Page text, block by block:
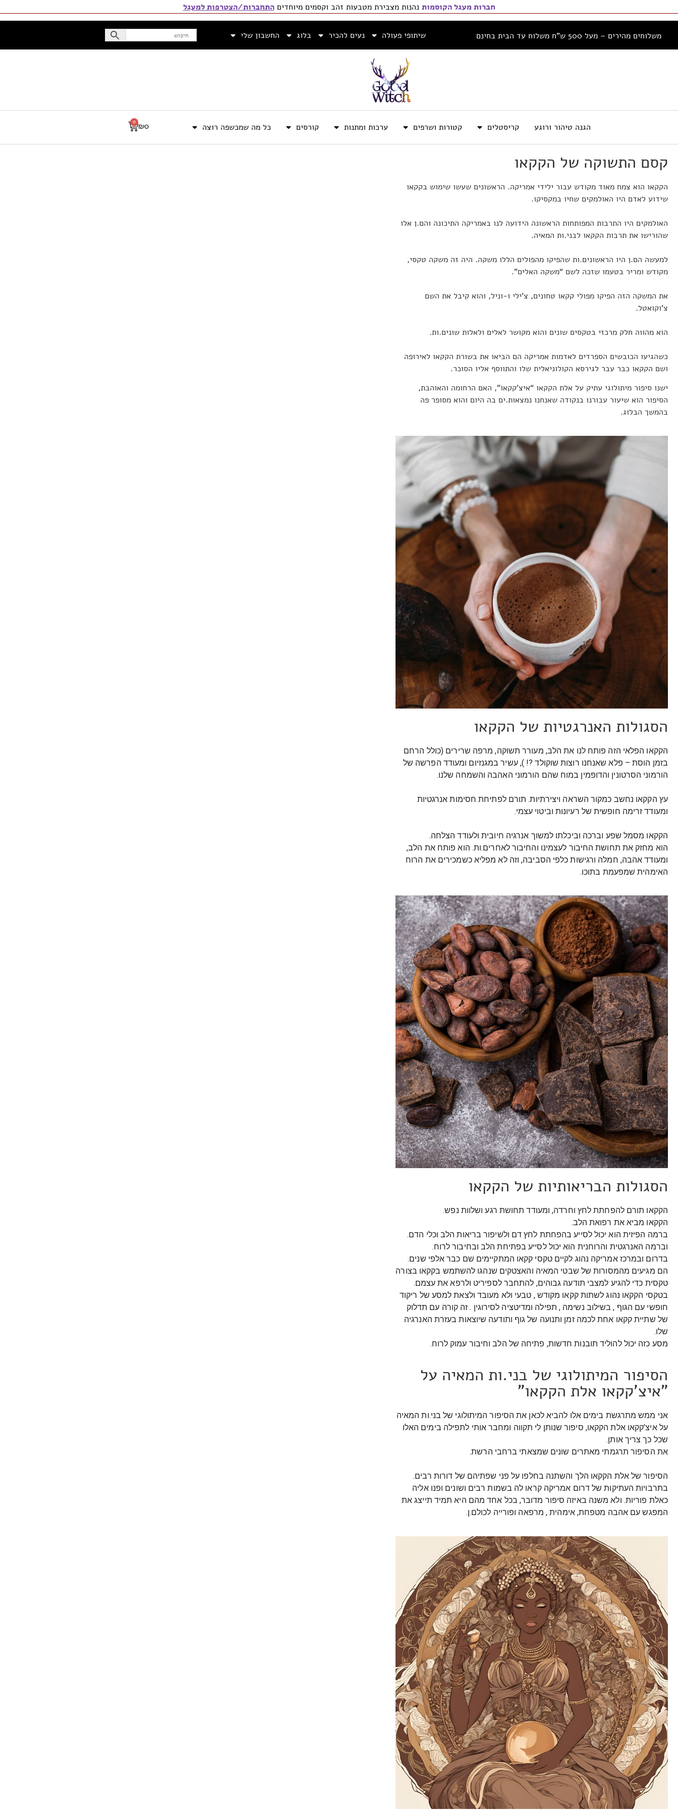
חברות מעגל הקוסמות נהנות מצבירת מטבעות זהב וקסמים מיוחדיםהתחברות/הצטרפות למעגל
דילוג
משלוחים מהירים – מעל 500 ש”ח משלוח עד הבית בחינם
שיתופי פעולה נעים להכיר בלוג החשבון שלי
הגנה טיהור ורוגע קריסטלים קטורות ושרפים ערכות ומתנות קורסים כל מה שמכשפה רוצה ₪0
0
קסם התשוקה של הקקאו
הקקאו הוא צמח מאוד מקודש עבור ילידי אמריקה. הראשונים שעשו שימוש בקקאו
שידוע לאדם היו האולמקים שחיו במקסיקו.
האולמקים היו התרבות המפותחות הראשונה הידועה לנו באמריקה התיכונה והם.ן אלו
שהורישו את תרבות הקקאו לבני.ות המאיה.
למעשה הם.ן היו הראשונים.ות שהפיקו מהפולים הללו משקה. היה זה משקה טקסי,
מקודש ומריר בטעמו שזכה לשם “משקה האלים”.
את המשקה הזה הפיקו מפולי קקאו טחונים, צ’ילי ו-וניל, והוא קיבל את השם
צ’וקואטל.
הוא מהווה חלק מרכזי בטקסים שונים והוא מקושר לאלים ולאלות שונים.ות.
כשהגיעו הכובשים הספרדים לאדמות אמריקה הם הביאו את בשורת הקקאו לאירופה
ושם הקקאו כבר עבר לגירסא הקולוניאלית שלו והתווסף אליו הסוכר.
ישנו סיפור מיתולוגי עתיק על אלת הקקאו “איצ’קקאו”, האם הרחומה והאוהבת,
הסיפור הוא שיעור עבורנו בנקודה שאנחנו נמצאות.ים בה היום והוא מסופר פה
בהמשך הבלוג.
הסגולות האנרגטיות של הקקאו
הקקאו הפלאי הזה פותח לנו את הלב, מעורר תשוקה, מרפה שרירים (כולל הרחם
בזמן הוסת – פלא שאנחנו רוצות שוקולד ?! ), עשיר במגנזיום ומעודד הפרשה של
הורמוני הסרטונין והדופמין במוח שהם הורמוני האהבה והשמחה שלנו.
עץ הקקאו נחשב כמקור השראה ויצירתיות. תורם לפתיחת חסימות אנרגטיות
ומעודד זרימה חופשית של רעיונות וביטוי עצמי.
הקקאו מסמל שפע וברכה וביכלתו למשוך אנרגיה חיובית ולעודד הצלחה.
הוא מחזק את תחושת החיבור לעצמינו והחיבור לאחרים.ות. הוא פותח את הלב,
ומעודד אהבה, חמלה ורגישות כלפי הסביבה, וזה לא מפליא כשמכירים את הרוח
האימהית שמפעמת בתוכו.
הסגולות הבריאותיות של הקקאו
הקקאו תורם להפחתת לחץ וחרדה, ומעודד תחושת רגע ושלוות נפש.
הקקאו מביא את רפואת הלב.
ברמה הפיזית הוא יכול לסייע בהפחתת לחץ דם ולשיפור בריאות הלב וכלי הדם.
וברמה האנרגטית והרוחנית הוא יכול לסייע בפתיחת הלב ובחיבור לרוח.
בדרום ובמרכז אמריקה נהוג לקיים טקסי קקאו המתקיימים שם כבר אלפי שנים.
הם מגיעים מהמסורות של שבטי המאיה והאצטקים שנהגו להשתמש בקקאו בצורה
טקסית כדי להגיע למצבי תודעה גבוהים, להתחבר לספיריט ולרפא את עצמם.
בטקסי הקקאו נהוג לשתות קקאו מקודש , טבעי ולא מעובד ולצאת למסע של ריקוד
חופשי עם הגוף , בשילוב נשימה , תפילה ומדיטציה לסירוגין . זה קורה עם תדלוק
של שתיית קקאו אחת לכמה זמן ותנועה של גוף ותודעה שיוצאות בעזרת האנרגיה
שלו.
מסע כזה יכול להוליד תובנות חדשות, פתיחה של הלב וחיבור עמוק לרוח.
הסיפור המיתולוגי של בני.ות המאיה על
"איצ'קקאו אלת הקקאו"
אני ממש מתרגשת בימים אלו להביא לכאן את הסיפור המיתולוגי של בני.ות המאיה
על איצ’קקאו אלת הקקאו, סיפור שנותן לי תקווה ומחבר אותי לתפילה בימים האלו
שכל כך צריך אותן.
את הסיפור תרגמתי מאתרים שונים שמצאתי ברחבי הרשת.
הסיפור של אלת הקקאו הלך והשתנה בחלפו על פני שפתיהם של דורות רבים.
בתרבויות העתיקות של דרום אמריקה קראו לה בשמות רבים ושונים ופנו אליה
כאלת פוריות. ולא משנה באיזה סיפור מדובר, בכל אחד מהם היא תמיד תייצג את
המפגש עם אהבה מטפחת, אימהית , מרפאה ופורייה לכולם.ן.